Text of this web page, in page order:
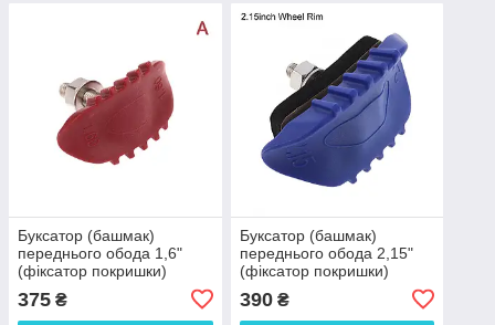
Буксатор (башмак)
переднього обода 1,6"
(фіксатор покришки)
375 ₴
Буксатор (башмак)
переднього обода 2,15"
(фіксатор покришки)
390₴